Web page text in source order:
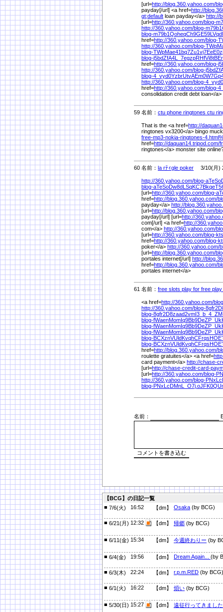
[url=http://blog.360.yahoo.com/
payday[/url] <a href=http://
gt;default loan payday</a> http://
[url=http://360.yahoo.com/blog-
http://360.yahoo.com/blog-
blog-
href=http://360.yahoo.com/blog-
http://360.yahoo.com/blog-
blog-
blog-
href=http://360.yahoo.com/blog-
http://360.yahoo.com/blog-
blog-
http://360.yahoo.com/blog-
href=http://360.yahoo.com/blog-
consolidation credit debt loan</a>
59 名前： ctu phone ringtones ctu
That is the <a href=http://
ringtones vx3200</a> bingo
free-mp3-nokia-ringtones-
href=http://daquan14.tripod.com/
ringtones</a> monster site
60 名前： la rﾃｨgle poker 3/10(月)
http://360.yahoo.com/blog-
blog-
[url=http://360.yahoo.com/blog-
href=http://blog.360.yahoo.com/
payday</a> http://
[url=http://blog.360.yahoo.com/
payday[/url] [url=http://
com[/url] <a href=http://
com</a> http://360.yahoo.com/
[url=http://360.yahoo.com/blog-
href=http://360.yahoo.com/blog-
poker</a> http://360.yahoo.com/
[url=http://blog.360.yahoo.com/
portales internet[/url] http://
href=http://blog.360.yahoo.com/
portales internet</a>
61 名前： free slots play for free
<a href=http://360.yahoo.com/
http://360.yahoo.com/blog-
blog-
blog-
blog-
blog-
blog-
blog-
href=http://blog.360.yahoo.com/
roulette gratuites</a> <a href=
card payment</a> http://chase-
[url=http://chase-credit-card-
[url=http://360.yahoo.com/blog-
http://360.yahoo.com/blog-
blog-
名前：
【BCG】の日記一覧
■ 7/6(火) 16:52 【dm】 Osaka (by BCG)
■ 6/21(月) 12:32 【dm】 帰郷 (by BCG)
■ 6/11(金) 15:34 【dm】 今週終わりー (by
■ 6/4(金) 19:56 【dm】 Dream Again... (by
■ 6/3(木) 22:24 【dm】 r.p.m.RED (by BCG)
■ 6/1(火) 16:22 【dm】 煩い (by BCG)
■ 5/30(日) 15:27 【dm】 遠征行ってきました